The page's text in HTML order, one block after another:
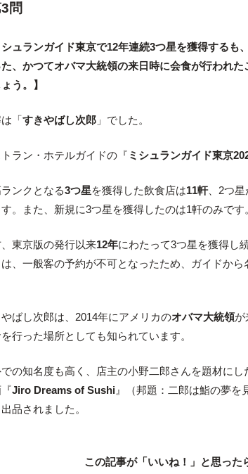
問
シュランガイド東京で12年連続3つ星を獲得するも
、かつてオバマ大統領の来日時に会食が行われ
う。】
「すきやばし次郎 」でした。
トラン・ホテルガイドの『 ミシュランガイド東京
ンクとなる3つ星を獲得した飲食店は11軒、2つ星
。また、新規に3つ星を獲得したのは1軒のみです
東京版の発行以来12年にわたって3つ星を獲得し
、一般客の予約が不可となったため、ガイドか
ばし次郎は、2014年にアメリカのオバマ大統領が
行った場所としても知られています。
の知名度も高く、店主の小野二郎さんを題材に
Jiro Dreams of Sushi 』（邦題：二郎は鮨の夢を
品されました。
この記事が「いいね！」と思った